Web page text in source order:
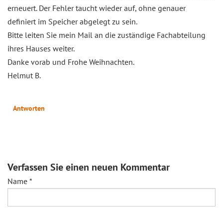
erneuert. Der Fehler taucht wieder auf, ohne genauer
definiert im Speicher abgelegt zu sein.
Bitte leiten Sie mein Mail an die zuständige Fachabteilung
ihres Hauses weiter.
Danke vorab und Frohe Weihnachten.
Helmut B.
Antworten
Verfassen Sie einen neuen Kommentar
Name *